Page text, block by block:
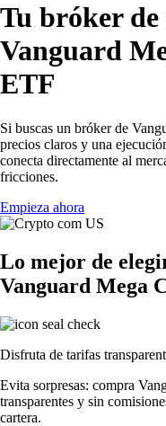
Tu bróker
Vanguard
ETF
Si buscas un bróker de
precios claros y una
conecta directamente al
fricciones.
Empieza ahora
Lo mejor de
Vanguard Mega
Disfruta de tarifas
Evita sorpresas: compra
transparentes y sin
cartera.